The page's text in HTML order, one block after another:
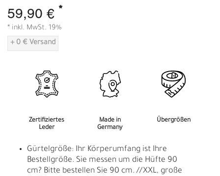
59,90 € *
* inkl. MwSt. 19%
+ 0 € Versand
Zertifiziertes
Leder
Made in
Germany
Übergrößen
Gürtelgröße: Ihr Körperumfang ist Ihre
Bestellgröße. Sie messen um die Hüfte 90
cm? Bitte bestellen Sie 90 cm. //XXL, große